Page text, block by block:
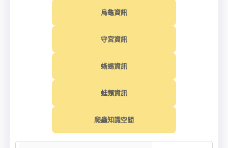
烏龜資訊
守宮資訊
蜥蜴資訊
蛙類資訊
爬蟲知識空間